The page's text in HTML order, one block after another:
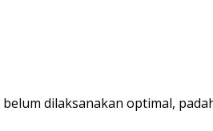
dilaksanakan optimal,